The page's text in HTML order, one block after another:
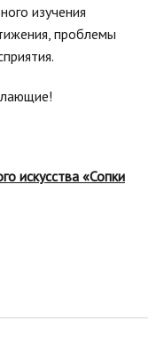
изучения
проблемы
искусства «Сопки